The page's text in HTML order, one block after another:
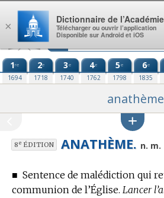
Aller au contenu
1re
1694
2e
1718
3e
1740
4e
1762
5e
1798
6e
1835
anathème
8eÉDITION ANATHÈME. n. m.
■ Sentence de malédiction qui
communion de l’Église. Lancer
×
Dictionnaire de l’Académie
Télécharger ou ouvrir l’application
Disponible sur Android et iOS